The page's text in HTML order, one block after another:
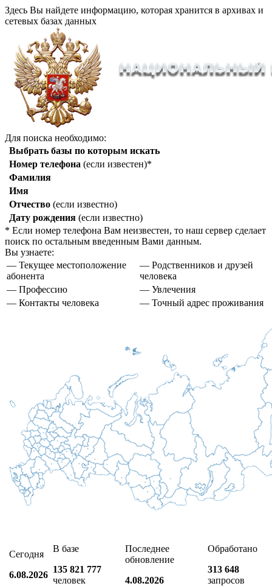
Здесь Вы найдете информацию, которая хранится в архивах и
сетевых базах данных
Для поиска необходимо:
Выбрать базы по которым искать
Номер телефона (если известен)*
Фамилия
Имя
Отчество (если известно)
Дату рождения (если известно)
* Если номер телефона Вам неизвестен, то наш сервер сделает
поиск по остальным введенным Вами данным.
Вы узнаете:
— Текущее местоположение
абонента
— Родственников и друзей
человека
— Профессию
— Увлечения
— Контакты человека
— Точный адрес проживания
Сегодня
6.08.2026
В базе
135 821 777
человек
Последнее
обновление
4.08.2026
Обработано
313 648
запросов